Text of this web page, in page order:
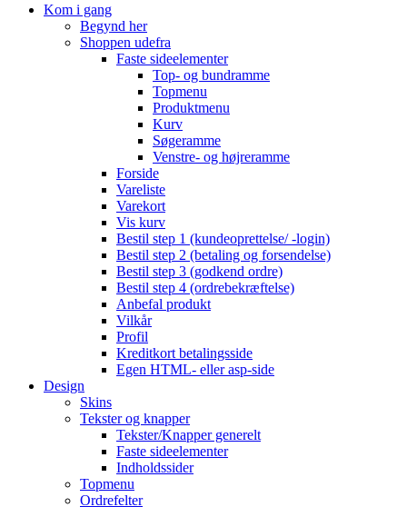
Kom i gang
Begynd her
Shoppen udefra
Faste sideelementer
Top- og bundramme
Topmenu
Produktmenu
Kurv
Søgeramme
Venstre- og højreramme
Forside
Vareliste
Varekort
Vis kurv
Bestil step 1 (kundeoprettelse/ -login)
Bestil step 2 (betaling og forsendelse)
Bestil step 3 (godkend ordre)
Bestil step 4 (ordrebekræftelse)
Anbefal produkt
Vilkår
Profil
Kreditkort betalingsside
Egen HTML- eller asp-side
Design
Skins
Tekster og knapper
Tekster/Knapper generelt
Faste sideelementer
Indholdssider
Topmenu
Ordrefelter